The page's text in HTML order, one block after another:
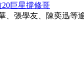
巨星撐修哥
、張學友、陳奕迅等